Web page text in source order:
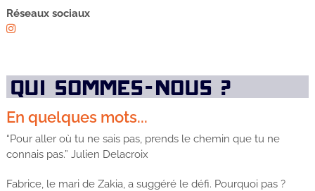
Réseaux sociaux
QUI SOMMES-NOUS ?
En quelques mots...
“Pour aller où tu ne sais pas, prends le chemin que tu ne
connais pas.” Julien Delacroix
Fabrice, le mari de Zakia, a suggéré le défi. Pourquoi pas ?